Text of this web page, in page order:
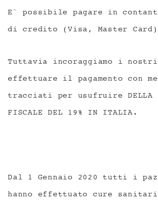
E` possibile pagare in
di credito (Visa, Master Card)
Tuttavia incoraggiamo i
effettuare il pagamento con
tracciati per usufruire DELLA
FISCALE DEL 19% IN ITALIA.
Dal 1 Gennaio 2020 tutti i
hanno effettuato cure